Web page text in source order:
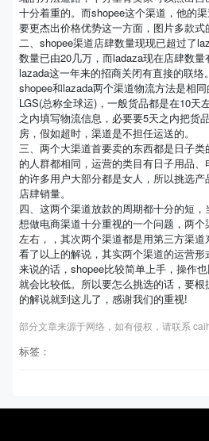
十分着重的。而shopee这个渠道，他的
要更杰出价格优势这一方面，图片多款式
二、shopee渠道店肆数量现现已超过了
数量已由20几万，而ladaza现在店肆数
lazada这一年来的招商关闭有直接的联络
shopee和lazada两个渠道物流方法是相
LGS(总称全球运)，一般货品都是在10天
之内填写物流信息，必要要5天之内把货
房，假如超时，渠道是不担任运送的。
三、两个大渠道首要卖的东西都是日子
的人群都相同，运营的类目有日子用品
的许多用户大部分都是女人，所以挑选
店肆销量。
四、这两个渠道放款的周期都十分的短
想做电商渠道十分重视的一个问题，两
左右，，其次两个渠道都是用第三方渠道
看了以上的解说，其实两个渠道的运营
来说的话，shopee比较简单上手，操作
就会比较低。所以要怎么挑选的话，要
的解说就到这儿了，感谢我们的重视!
部分文章来源于网络，如有侵权，请联系
标签：